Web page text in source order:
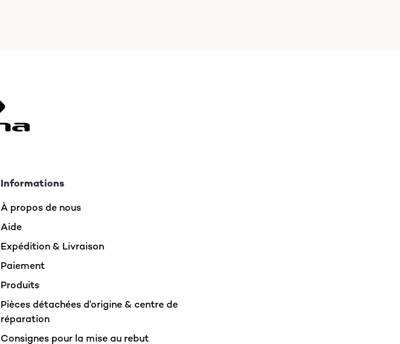
Informations
À propos de nous
Aide
Expédition & Livraison
Paiement
Produits
Pièces détachées d'origine & centre de
réparation
Consignes pour la mise au rebut